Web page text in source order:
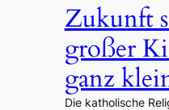
Zukunft
großer
ganz
Die katholische